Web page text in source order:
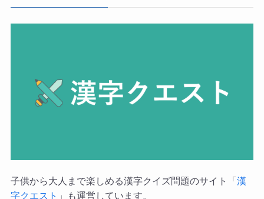
子供から大人まで楽しめる漢字クイズ問題のサイト「漢
字クエスト 」も運営しています。